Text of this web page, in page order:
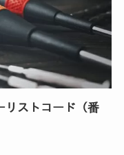
ストコード（番